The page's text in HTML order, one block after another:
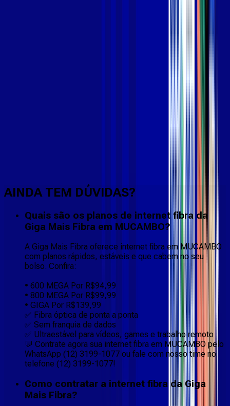
AINDA TEM DÚVIDAS?
Quais são os planos de internet fibra da
Giga Mais Fibra em MUCAMBO?
A Giga Mais Fibra oferece internet fibra em MUCAMBO
com planos rápidos, estáveis e que cabem no seu
bolso. Confira:
• 600 MEGA Por R$94,99
• 800 MEGA Por R$99,99
• GIGA Por R$139,99
✅ Fibra óptica de ponta a ponta
✅ Sem franquia de dados
✅ Ultraestável para vídeos, games e trabalho remoto
💬 Contrate agora sua internet fibra em MUCAMBO pelo
WhatsApp (12) 3199-1077 ou fale com nosso time no
telefone (12) 3199-1077!
Como contratar a internet fibra da Giga
Mais Fibra?